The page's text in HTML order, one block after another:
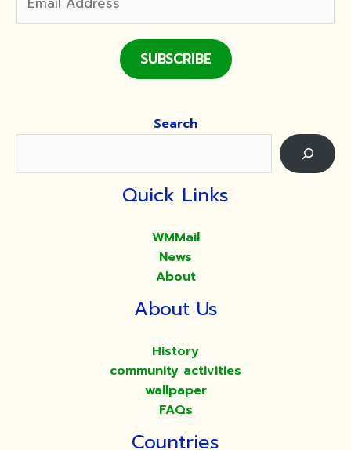
SUBSCRIBE
Search
Quick Links
WMMail
News
About
About Us
History
community activities
wallpaper
FAQs
Countries